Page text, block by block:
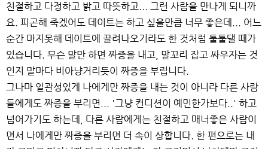
친절하고 다정하고 밝고 따뜻하고... 그런 사람을 만나게 되니까
요. 피곤해 죽겠어도 데이트는 하고 싶을만큼 너무 좋은데... 어느
순간 마지못해 데이트에 끌려나오기라도 한 것처럼 툴툴댈 때가
있습니다. 무슨 말만 하면 짜증을 내고, 말꼬리 잡고 싸우자는 것
인지 말마다 비아냥거리듯이 짜증을 부립니다.
그나마 일관성있게 나에게만 짜증을 내는 것이 아니라 다른 사람
들에게도 짜증을 부리면... '그냥 컨디션이 예민한가보다..' 하고
넘어가기도 하는데, 다른 사람에게는 친절하고 매너좋은 사람이
면서 나에게만 짜증을 부리면 더 속이 상합니다. 한 편으로는 내